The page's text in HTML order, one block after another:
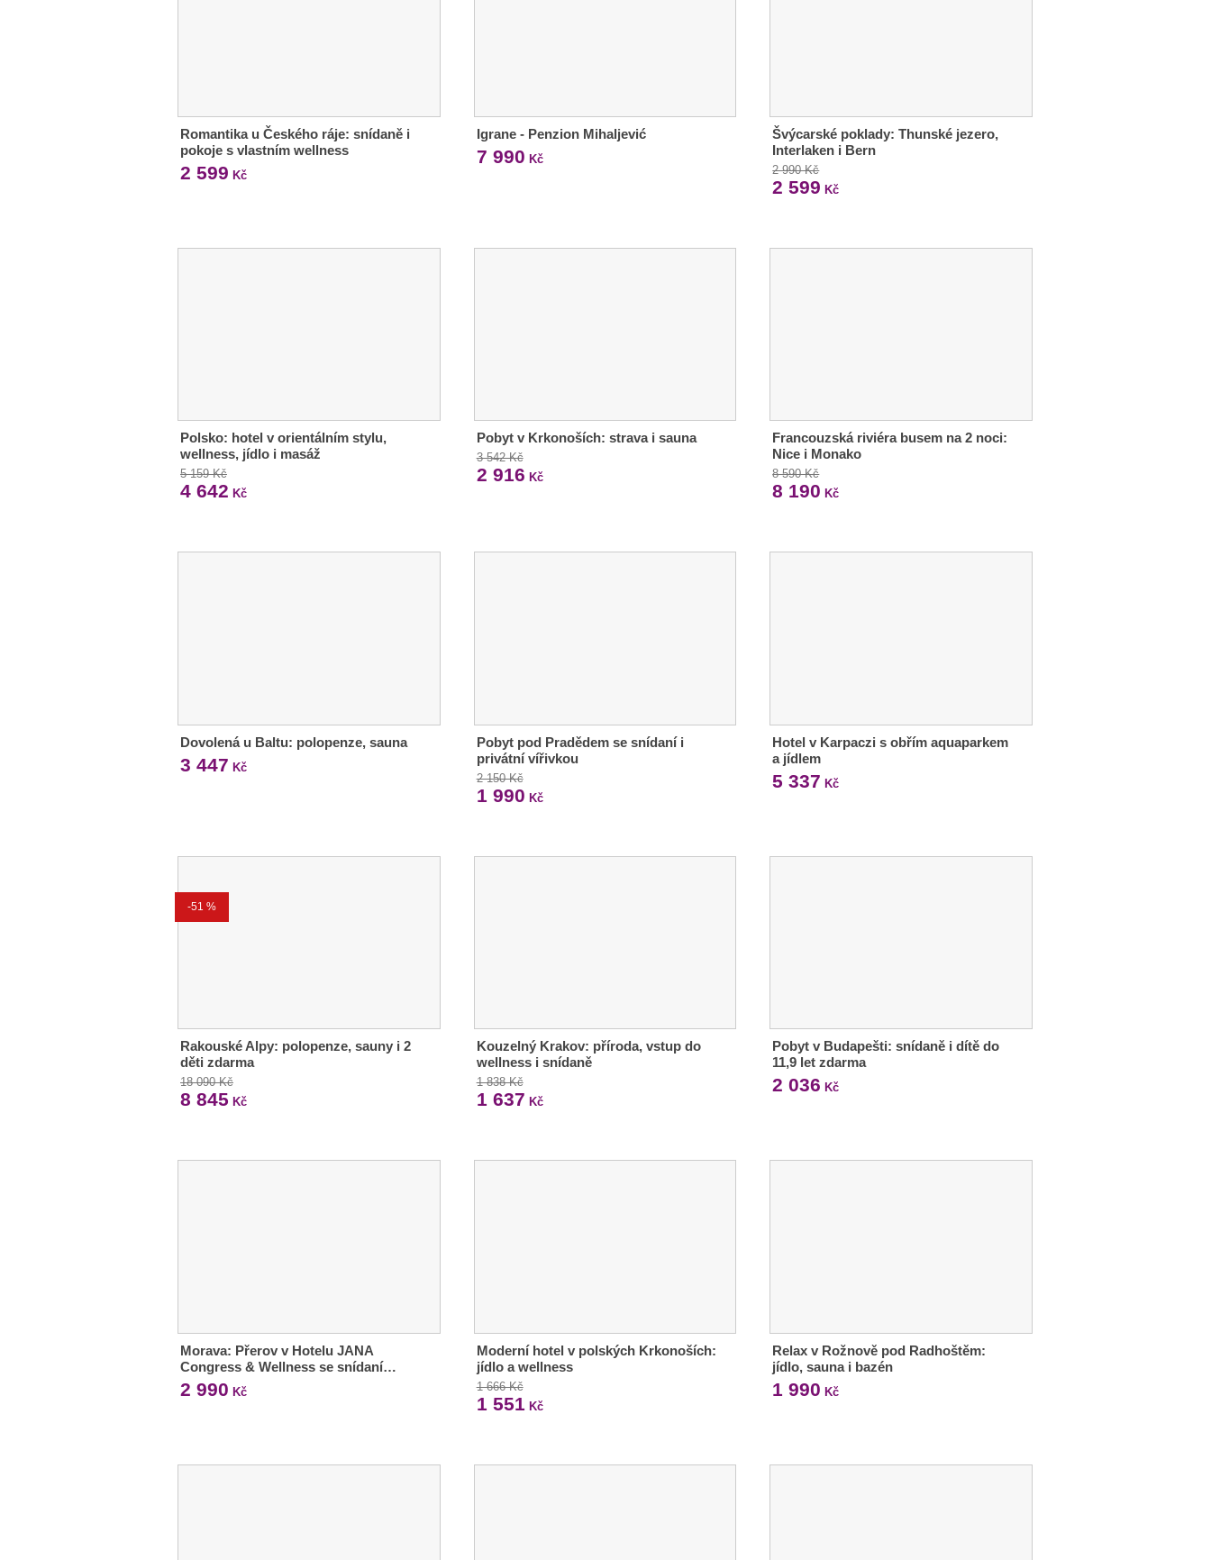
Romantika u Českého ráje: snídaně i
pokoje s vlastním wellness
2 599 Kč
Igrane - Penzion Mihaljević
7 990 Kč
Švýcarské poklady: Thunské jezero,
Interlaken i Bern
2 990 Kč
2 599 Kč
Polsko: hotel v orientálním stylu,
wellness, jídlo i masáž
5 159 Kč
4 642 Kč
Pobyt v Krkonoších: strava i sauna
3 542 Kč
2 916 Kč
Francouzská riviéra busem na 2 noci:
Nice i Monako
8 590 Kč
8 190 Kč
Dovolená u Baltu: polopenze, sauna
3 447 Kč
Pobyt pod Pradědem se snídaní i
privátní vířivkou
2 150 Kč
1 990 Kč
Hotel v Karpaczi s obřím aquaparkem
a jídlem
5 337 Kč
-51 %
Rakouské Alpy: polopenze, sauny i 2
děti zdarma
18 090 Kč
8 845 Kč
Kouzelný Krakov: příroda, vstup do
wellness i snídaně
1 838 Kč
1 637 Kč
Pobyt v Budapešti: snídaně i dítě do
11,9 let zdarma
2 036 Kč
Morava: Přerov v Hotelu JANA
Congress & Wellness se snídaní…
2 990 Kč
Moderní hotel v polských Krkonoších:
jídlo a wellness
1 666 Kč
1 551 Kč
Relax v Rožnově pod Radhoštěm:
jídlo, sauna i bazén
1 990 Kč